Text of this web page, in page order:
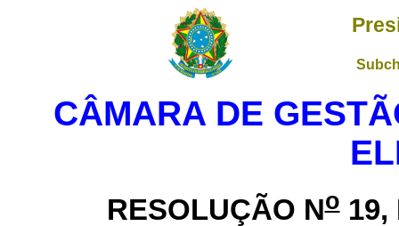
CÂMARA DE
RESOLUÇÃO No19,